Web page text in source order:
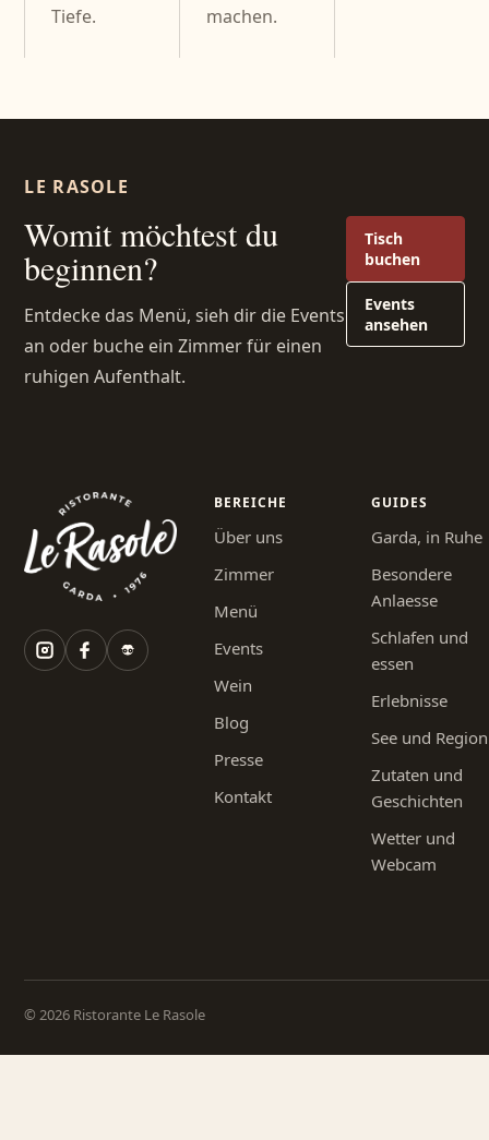
Tiefe.
machen.
LE RASOLE
Womit möchtest du
beginnen?
Entdecke das Menü, sieh dir die Events
an oder buche ein Zimmer für einen
ruhigen Aufenthalt.
Tisch
buchen
Events
ansehen
BEREICHE
Über uns
Zimmer
Menü
Events
Wein
Blog
Presse
Kontakt
GUIDES
Garda, in Ruhe
Besondere
Anlaesse
Schlafen und
essen
Erlebnisse
See und Region
Zutaten und
Geschichten
Wetter und
Webcam
© 2026 Ristorante Le Rasole